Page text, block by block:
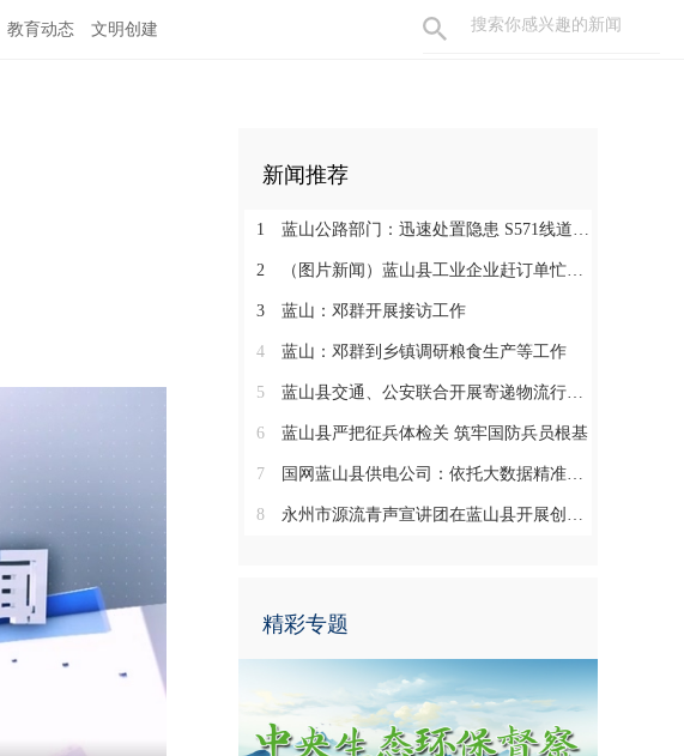
教育动态 文明创建
新闻推荐
1 蓝山公路部门：迅速处置隐患 S571线道路抢修有序推进
2 （图片新闻）蓝山县工业企业赶订单忙生产
3 蓝山：邓群开展接访工作
4 蓝山：邓群到乡镇调研粮食生产等工作
5 蓝山县交通、公安联合开展寄递物流行业安全专项检查
6 蓝山县严把征兵体检关 筑牢国防兵员根基
7 国网蓝山县供电公司：依托大数据精准巡检 筑牢迎峰度夏“安全网”
8 永州市源流青声宣讲团在蓝山县开展创新型市集微党课
精彩专题